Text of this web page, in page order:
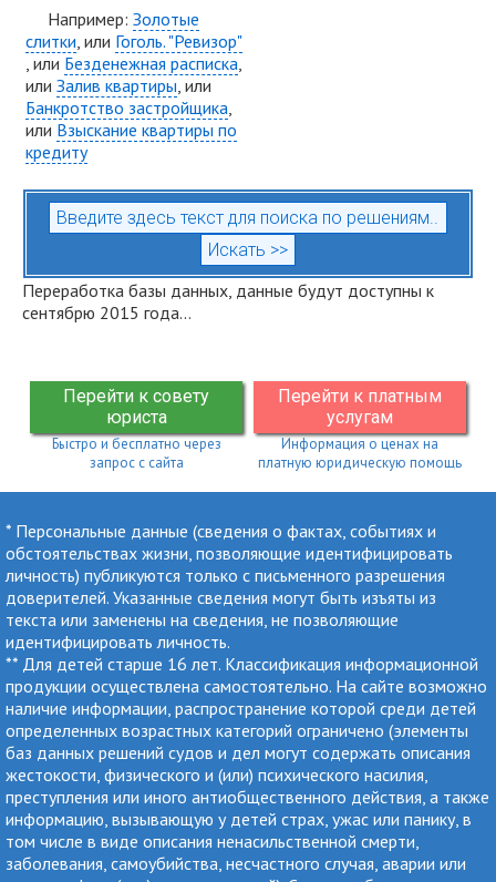
Например: Золотые
слитки, или Гоголь. "Ревизор"
, или Безденежная расписка,
или Залив квартиры, или
Банкротство застройщика,
или Взыскание квартиры по
кредиту
Переработка базы данных, данные будут доступны к
сентябрю 2015 года...
Перейти к совету
юриста
Перейти к платным
услугам
Быстро и бесплатно через
запрос с сайта
Информация о ценах на
платную юридическую помощь
* Персональные данные (сведения о фактах, событиях и
обстоятельствах жизни, позволяющие идентифицировать
личность) публикуются только с письменного разрешения
доверителей. Указанные сведения могут быть изъяты из
текста или заменены на сведения, не позволяющие
идентифицировать личность.
** Для детей старше 16 лет. Классификация информационной
продукции осуществлена самостоятельно. На сайте возможно
наличие информации, распространение которой среди детей
определенных возрастных категорий ограничено (элементы
баз данных решений судов и дел могут содержать описания
жестокости, физического и (или) психического насилия,
преступления или иного антиобщественного действия, а также
информацию, вызывающую у детей страх, ужас или панику, в
том числе в виде описания ненасильственной смерти,
заболевания, самоубийства, несчастного случая, аварии или